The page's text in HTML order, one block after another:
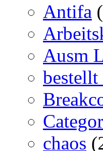
Antifa
Ausm
chaos